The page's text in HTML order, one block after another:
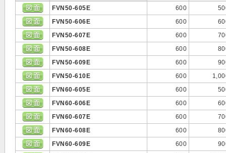
FVN50-605E 600
FVN50-606E
600
FVN50-607E
600
FVN50-608E
600
FVN50-609E
600
FVN50-610E
600
FVN60-605E
600
FVN60-606E
600
FVN60-607E
600
FVN60-608E
600
FVN60-609E
600